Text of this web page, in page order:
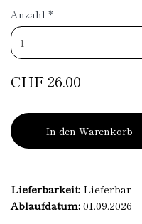
Anzahl *
CHF 26.00
In den Warenkorb
Lieferbarkeit: Lieferbar
Ablaufdatum:01.09.2026